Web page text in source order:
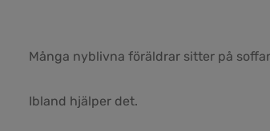
Många nyblivna föräldrar sitter på
Ibland hjälper det.